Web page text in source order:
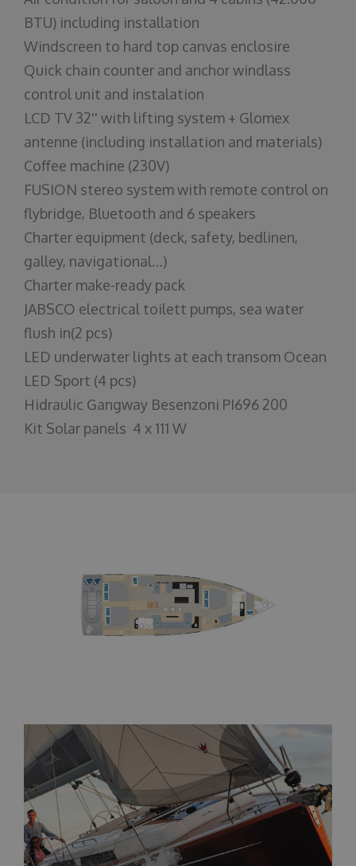
BTU) including installation
Windscreen to hard top canvas enclosire
Quick chain counter and anchor windlass
control unit and instalation
LCD TV 32'' with lifting system + Glomex
antenne (including installation and materials)
Coffee machine (230V)
FUSION stereo system with remote control on
flybridge, Bluetooth and 6 speakers
Charter equipment (deck, safety, bedlinen,
galley, navigational…)
Charter make-ready pack
JABSCO electrical toilett pumps, sea water
flush in(2 pcs)
LED underwater lights at each transom Ocean
LED Sport (4 pcs)
Hidraulic Gangway Besenzoni PI696 200
Kit Solar panels 4 x 111 W